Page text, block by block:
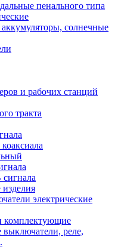
пенального типа
солнечные
и рабочих станций
тракта
электрические
комплектующие
выключатели, реле,